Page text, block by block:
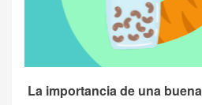
La importancia de una